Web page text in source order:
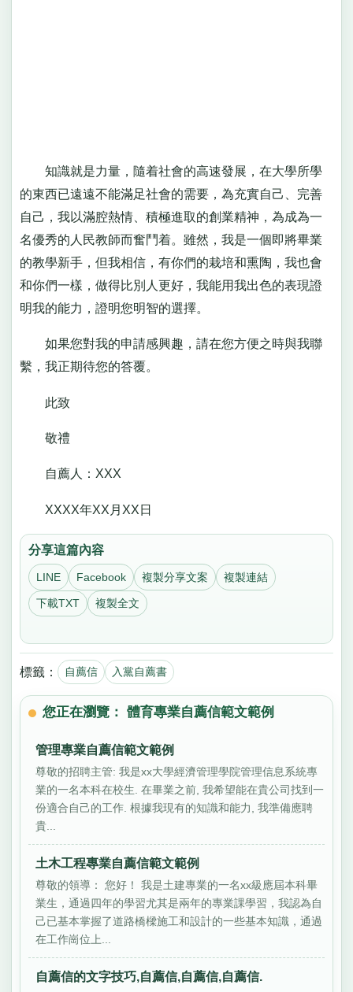
知識就是力量，隨着社會的高速發展，在大學所學
的東西已遠遠不能滿足社會的需要，為充實自己、完善
自己，我以滿腔熱情、積極進取的創業精神，為成為一
名優秀的人民教師而奮鬥着。雖然，我是一個即將畢業
的教學新手，但我相信，有你們的栽培和熏陶，我也會
和你們一樣，做得比別人更好，我能用我出色的表現證
明我的能力，證明您明智的選擇。
如果您對我的申請感興趣，請在您方便之時與我聯
繫，我正期待您的答覆。
此致
敬禮
自薦人：XXX
XXXX年XX月XX日
分享這篇內容
LINE Facebook 複製分享文案 複製連結
下載TXT 複製全文
標籤： 自薦信 入黨自薦書
您正在瀏覽： 體育專業自薦信範文範例
管理專業自薦信範文範例
尊敬的招聘主管: 我是xx大學經濟管理學院管理信息系統專
業的一名本科在校生. 在畢業之前, 我希望能在貴公司找到一
份適合自己的工作. 根據我現有的知識和能力, 我準備應聘
貴...
土木工程專業自薦信範文範例
尊敬的領導： 您好！ 我是土建專業的一名xx級應屆本科畢
業生，通過四年的學習尤其是兩年的專業課學習，我認為自
己已基本掌握了道路橋樑施工和設計的一些基本知識，通過
在工作崗位上...
自薦信的文字技巧,自薦信,自薦信,自薦信.